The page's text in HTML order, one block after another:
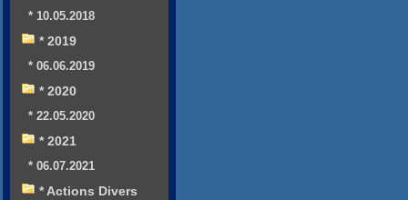
* 10.05.2018
* 2019
* 06.06.2019
* 2020
* 22.05.2020
* 2021
* 06.07.2021
* Actions Divers